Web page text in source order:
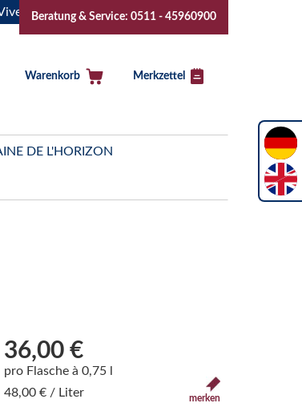
jetzt buchen!
Beratung & Service: 0511 - 45960900
Warenkorb Merkzettel
DE L'HORIZON
36,00 €
pro Flasche à 0,75 l
48,00 € / Liter
merken